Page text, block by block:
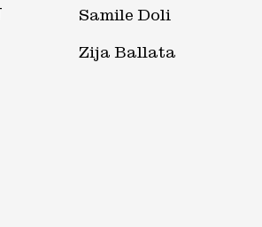
Samile Doli
Zija Ballata